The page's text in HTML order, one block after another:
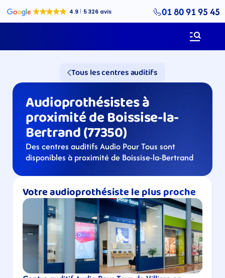
01 80 91 95 45
Tous les centres auditifs
Audioprothésistes à
proximité de Boissise-la-
Bertrand (77350)
Des centres auditifs Audio Pour Tous sont
disponibles à proximité de Boissise-la-Bertrand
Votre audioprothésiste le plus proche